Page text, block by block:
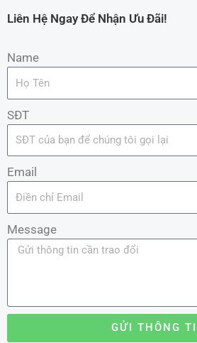
Liên Hệ Ngay Để Nhận Ưu Đãi!
Name
SĐT
Email
Message
GỬI THÔNG